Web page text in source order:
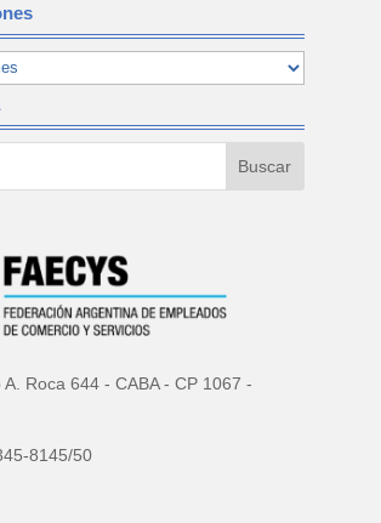
A. Roca 644 - CABA - CP 1067 -
8145/50